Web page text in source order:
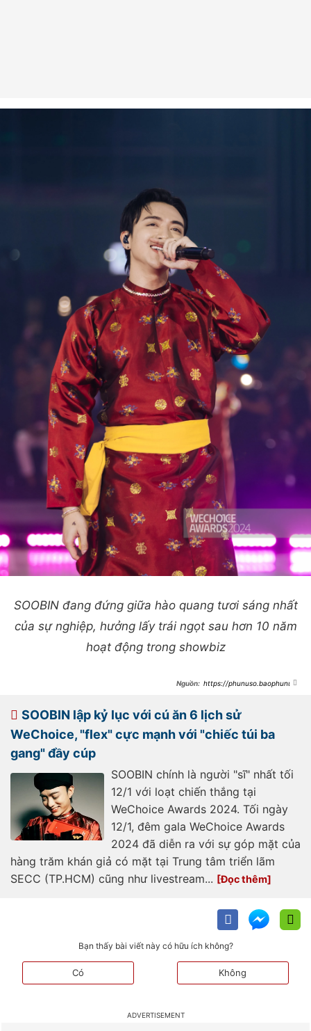
SOOBIN đang đứng giữa hào quang tươi sáng nhất
của sự nghiệp, hưởng lấy trái ngọt sau hơn 10 năm
hoạt động trong showbiz
https://phunuso.baophunuth
soobin-193250114151639806.htm
SOOBIN lập kỷ lục với cú ăn 6 lịch sử
WeChoice, "flex" cực mạnh với "chiếc túi ba
gang" đầy cúp
SOOBIN chính là người "sĩ" nhất tối
12/1 với loạt chiến thắng tại
WeChoice Awards 2024. Tối ngày
12/1, đêm gala WeChoice Awards
2024 đã diễn ra với sự góp mặt của
hàng trăm khán giả có mặt tại Trung tâm triển lãm
SECC (TP.HCM) cũng như livestream...
Bạn thấy bài viết này có hữu ích không?
Có Không